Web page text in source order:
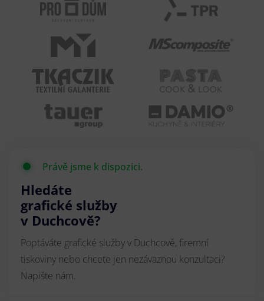
Právě jsme k dispozici.
Hledáte
grafické služby
v Duchcově?
Poptáváte grafické služby v Duchcově, firemní
tiskoviny nebo chcete jen nezávaznou konzultaci?
Napište nám.